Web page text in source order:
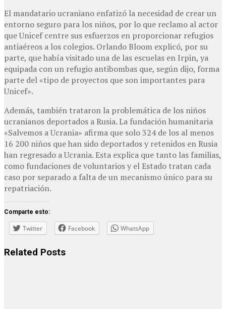
El mandatario ucraniano enfatizó la necesidad de crear un
entorno seguro para los niños, por lo que reclamo al actor
que Unicef centre sus esfuerzos en proporcionar refugios
antiaéreos a los colegios. Orlando Bloom explicó, por su
parte, que había visitado una de las escuelas en Irpin, ya
equipada con un refugio antibombas que, según dijo, forma
parte del «tipo de proyectos que son importantes para
Unicef».
Además, también trataron la problemática de los niños
ucranianos deportados a Rusia. La fundación humanitaria
«Salvemos a Ucrania» afirma que solo 324 de los al menos
16 200 niños que han sido deportados y retenidos en Rusia
han regresado a Ucrania. Esta explica que tanto las familias,
como fundaciones de voluntarios y el Estado tratan cada
caso por separado a falta de un mecanismo único para su
repatriación.
Comparte esto:
Twitter Facebook WhatsApp
Related Posts